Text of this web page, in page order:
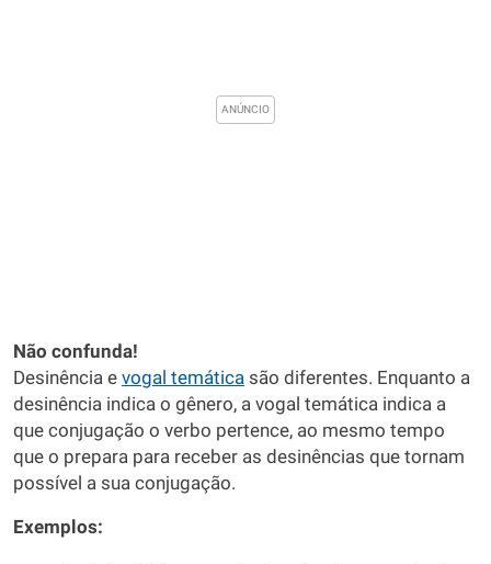
Não confunda!
Desinência e vogal temática são diferentes. Enquanto a
desinência indica o gênero, a vogal temática indica a
que conjugação o verbo pertence, ao mesmo tempo
que o prepara para receber as desinências que tornam
possível a sua conjugação.
Exemplos: